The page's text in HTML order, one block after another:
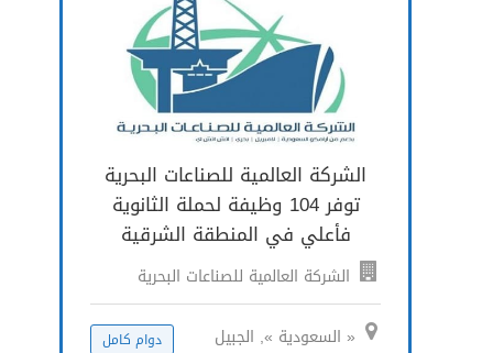
الشركة العالمية للصناعات البحرية
توفر 104 وظيفة لحملة الثانوية
فأعلي في المنطقة الشرقية
الشركة العالمية للصناعات البحرية
« السعودية », الجبيل
دوام كامل